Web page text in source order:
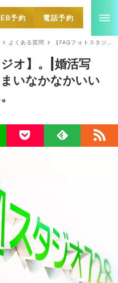
予約 電話予約
よくある質問 【FAQフォトスタジオ】。|婚活写真って緊張してしまいなかなかいい写真がありません。
ジオ】。|婚活写
いなかなかいい